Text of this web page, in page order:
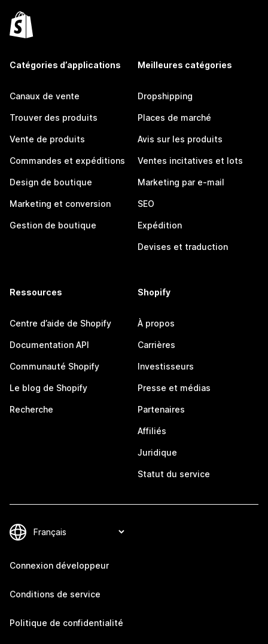
Catégories d’applications
Canaux de vente
Trouver des produits
Vente de produits
Commandes et expéditions
Design de boutique
Marketing et conversion
Gestion de boutique
Meilleures catégories
Dropshipping
Places de marché
Avis sur les produits
Ventes incitatives et lots
Marketing par e-mail
SEO
Expédition
Devises et traduction
Ressources
Centre d’aide de Shopify
Documentation API
Communauté Shopify
Le blog de Shopify
Recherche
Shopify
À propos
Carrières
Investisseurs
Presse et médias
Partenaires
Affiliés
Juridique
Statut du service
Connexion développeur
Conditions de service
Politique de confidentialité